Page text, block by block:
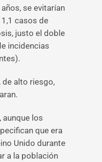
se evitarían
casos de
justo el doble
incidencias
de alto riesgo,
aunque los
que era
Unido durante
a la población